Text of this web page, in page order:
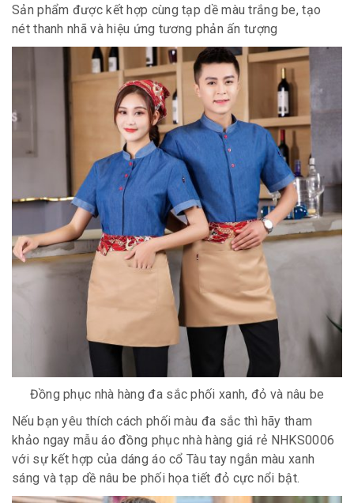
Sản phẩm được kết hợp cùng tạp dề màu trắng be, tạo
nét thanh nhã và hiệu ứng tương phản ấn tượng
Đồng phục nhà hàng đa sắc phối xanh, đỏ và nâu be
Nếu bạn yêu thích cách phối màu đa sắc thì hãy tham
khảo ngay mẫu áo đồng phục nhà hàng giá rẻ NHKS0006
với sự kết hợp của dáng áo cổ Tàu tay ngắn màu xanh
sáng và tạp dề nâu be phối họa tiết đỏ cực nổi bật.